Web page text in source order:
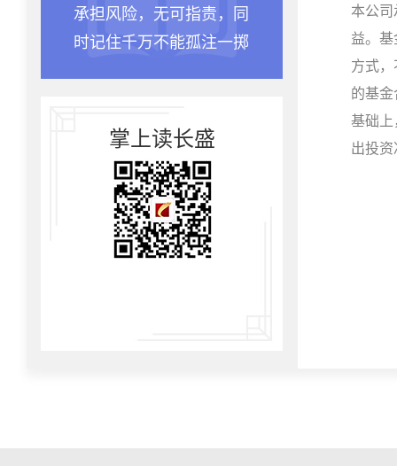
承担风险，无可指责，同
时记住千万不能孤注一掷
掌上读长盛
本公
益。
方式
的基
基础上
出投